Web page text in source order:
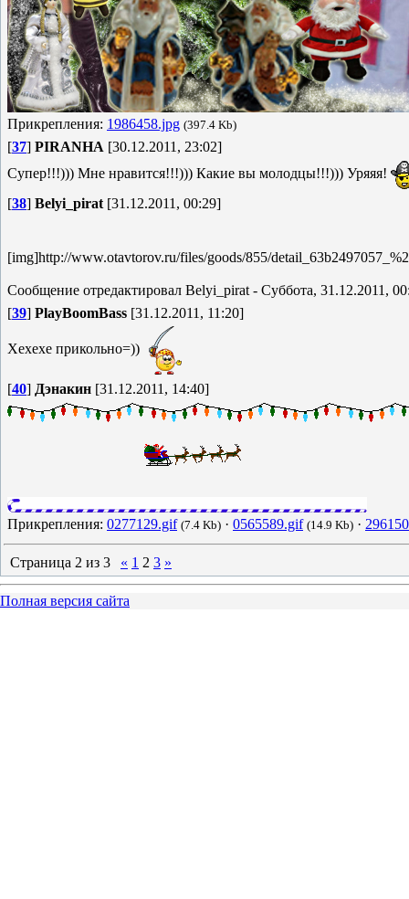
Прикрепления: 1986458.jpg (397.4 Kb)
[37] PIRANHA [30.12.2011, 23:02]
Супер!!!))) Мне нравится!!!))) Какие вы молодцы!!!))) Уряяя!
[38] Belyi_pirat [31.12.2011, 00:29]
[img]http://www.otavtorov.ru/files/goods/855/
Сообщение отредактировал Belyi_pirat - Суббота, 31.12.2011,
[39] PlayBoomBass [31.12.2011, 11:20]
Хехехе прикольно=))
[40] Дэнакин [31.12.2011, 14:40]
Прикрепления: 0277129.gif (7.4 Kb) · 0565589.gif (14.9 Kb) ·
Страница 2 из 3 « 1 2 3 »
Полная версия сайта